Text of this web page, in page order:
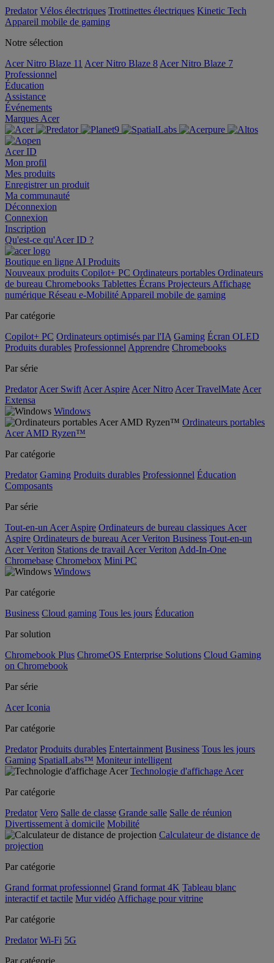
Predator Vélos électriques Trottinettes électriques Kinetic Tech
Appareil mobile de gaming
Notre sélection
Acer Nitro Blaze 11 Acer Nitro Blaze 8 Acer Nitro Blaze 7
Professionnel
Éducation
Assistance
Événements
Marques Acer
Acer ID
Mon profil
Mes produits
Enregistrer un produit
Ma communauté
Déconnexion
Connexion
Inscription
Qu'est-ce qu'Acer ID ?
Boutique en ligne AI Produits
Nouveaux produits Copilot+ PC Ordinateurs portables Ordinateurs
de bureau Chromebooks Tablettes Écrans Projecteurs Affichage
numérique Réseau e-Mobilité Appareil mobile de gaming
Par catégorie
Copilot+ PC Ordinateurs optimisés par l'IA Gaming Écran OLED
Produits durables Professionnel Apprendre Chromebooks
Par série
Predator Acer Swift Acer Aspire Acer Nitro Acer TravelMate Acer
Extensa
Windows
Ordinateurs portables
Acer AMD Ryzen™
Par catégorie
Predator Gaming Produits durables Professionnel Éducation
Composants
Par série
Tout-en-un Acer Aspire Ordinateurs de bureau classiques Acer
Aspire Ordinateurs de bureau Acer Veriton Business Tout-en-un
Acer Veriton Stations de travail Acer Veriton Add-In-One
Chromebase Chromebox Mini PC
Windows
Par catégorie
Business Cloud gaming Tous les jours Éducation
Par solution
Chromebook Plus ChromeOS Enterprise Solutions Cloud Gaming
on Chromebook
Par série
Acer Iconia
Par catégorie
Predator Produits durables Entertainment Business Tous les jours
Gaming SpatialLabs™ Moniteur intelligent
Technologie d'affichage Acer
Par catégorie
Predator Vero Salle de classe Grande salle Salle de réunion
Divertissement à domicile Mobilité
Calculateur de distance de
projection
Par catégorie
Grand format professionnel Grand format 4K Tableau blanc
interactif et tactile Mur vidéo Affichage pour vitrine
Par catégorie
Predator Wi-Fi 5G
Par catégorie